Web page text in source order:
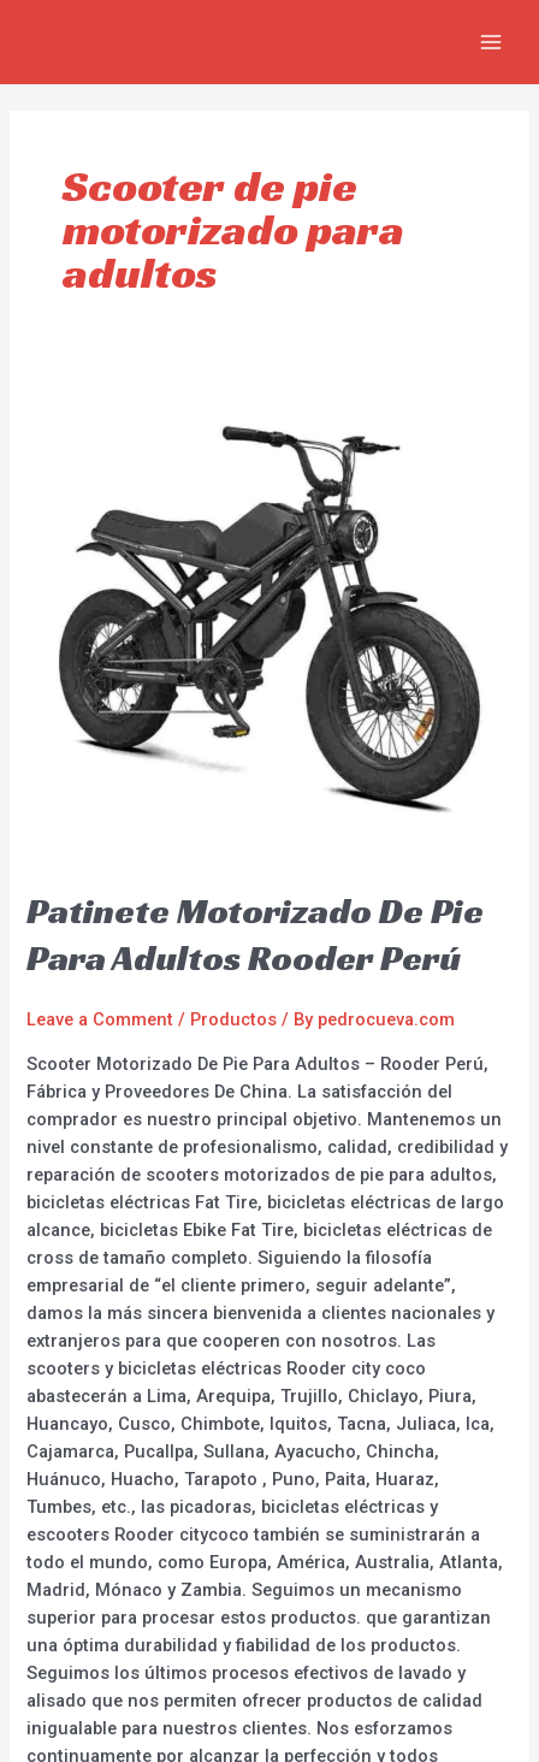
Scooter de pie
motorizado para
adultos
Patinete Motorizado De Pie
Para Adultos Rooder Perú
Leave a Comment / Productos / By pedrocueva.com
Scooter Motorizado De Pie Para Adultos – Rooder Perú,
Fábrica y Proveedores De China. La satisfacción del
comprador es nuestro principal objetivo. Mantenemos un
nivel constante de profesionalismo, calidad, credibilidad y
reparación de scooters motorizados de pie para adultos,
bicicletas eléctricas Fat Tire, bicicletas eléctricas de largo
alcance, bicicletas Ebike Fat Tire, bicicletas eléctricas de
cross de tamaño completo. Siguiendo la filosofía
empresarial de “el cliente primero, seguir adelante”,
damos la más sincera bienvenida a clientes nacionales y
extranjeros para que cooperen con nosotros. Las
scooters y bicicletas eléctricas Rooder city coco
abastecerán a Lima, Arequipa, Trujillo, Chiclayo, Piura,
Huancayo, Cusco, Chimbote, Iquitos, Tacna, Juliaca, Ica,
Cajamarca, Pucallpa, Sullana, Ayacucho, Chincha,
Huánuco, Huacho, Tarapoto , Puno, Paita, Huaraz,
Tumbes, etc., las picadoras, bicicletas eléctricas y
escooters Rooder citycoco también se suministrarán a
todo el mundo, como Europa, América, Australia, Atlanta,
Madrid, Mónaco y Zambia. Seguimos un mecanismo
superior para procesar estos productos. que garantizan
una óptima durabilidad y fiabilidad de los productos.
Seguimos los últimos procesos efectivos de lavado y
alisado que nos permiten ofrecer productos de calidad
inigualable para nuestros clientes. Nos esforzamos
continuamente por alcanzar la perfección y todos